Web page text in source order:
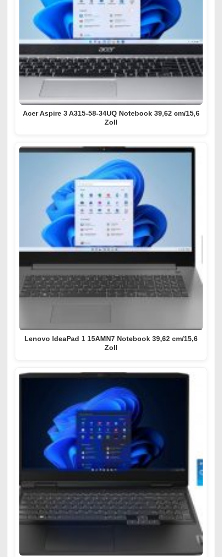
Acer Aspire 3 A315-58-34UQ Notebook 39,62 cm/15,6
Zoll
Lenovo IdeaPad 1 15AMN7 Notebook 39,62 cm/15,6
Zoll